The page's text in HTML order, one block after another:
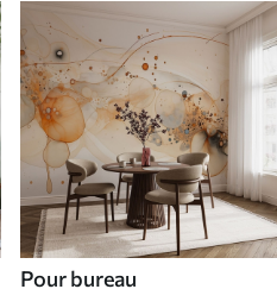
Pour bureau